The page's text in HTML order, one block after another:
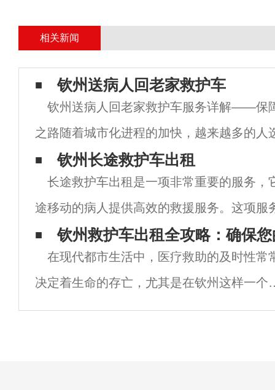
相关新闻
钦州送病人回老家救护车
钦州送病人回老家救护车服务详解——保
之路随着城市化进程的加快，越来越多的人
充满机会的城市生活和工作。然而，在繁忙
健康问题有时会突然降临。为了能够更好地
钦州长途救护车出租
长途救护车出租是一项非常重要的服务，
途移动的病人提供高效的救援服务。这项服
救护车公司提供，他们拥有先进的救护设备
护人员，能够为病人提供全方位的医疗保障
钦州救护车出租全攻略：确保
在现代都市生活中，医疗救助的及时性常
决定着生命的存亡，尤其是在钦州这样一个
速发展的城市里，拥有快速、专业的救护车